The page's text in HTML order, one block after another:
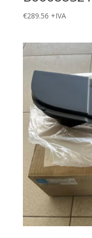
€289.56 +IVA